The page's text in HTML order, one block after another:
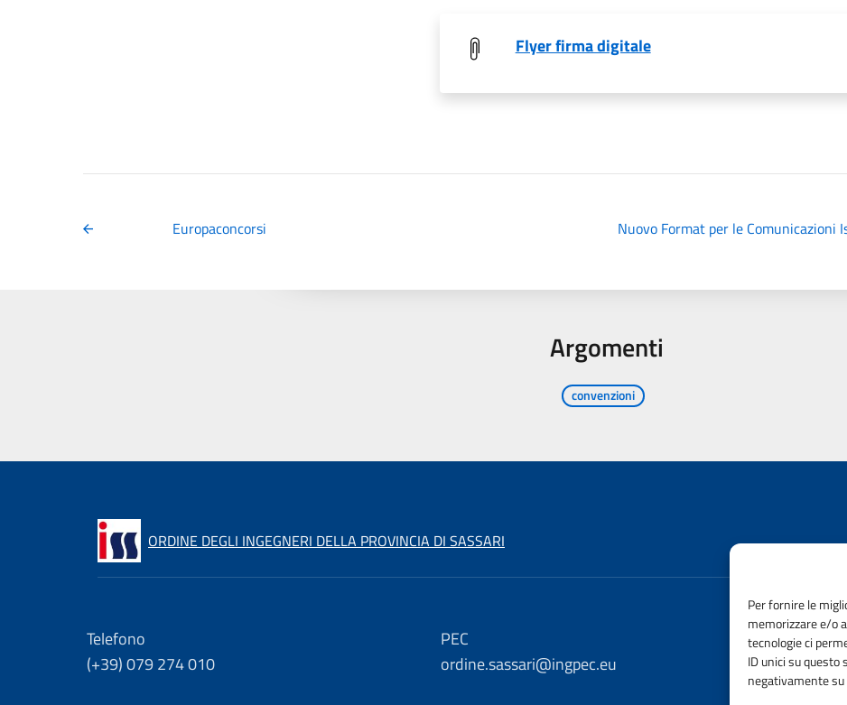
Per fornire le
memorizzare e/o
tecnologie ci
ID unici su
negativamente
Flyer firma digitale
Europaconcorsi Nuovo Format per le Comunicazioni
Argomenti
convenzioni
ORDINE DEGLI INGEGNERI DELLA PROVINCIA DI SASSARI
Telefono
(+39) 079 274 010
PEC
ordine.sassari@ingpec.eu
e-mail